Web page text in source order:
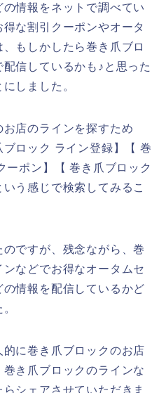
情報をネットで調べてい
な割引クーポンやオータ
もしかしたら巻き爪ブロ
信しているかも♪と思った
しました。
店のラインを探すため
ロック ライン登録】【 巻
ーポン】【 巻き爪ブロック
う感じで検索してみるこ
ですが、残念ながら、巻
などでお得なオータムセ
情報を配信しているかど
に巻き爪ブロックのお店
き爪ブロックのラインな
シェアさせていただきま